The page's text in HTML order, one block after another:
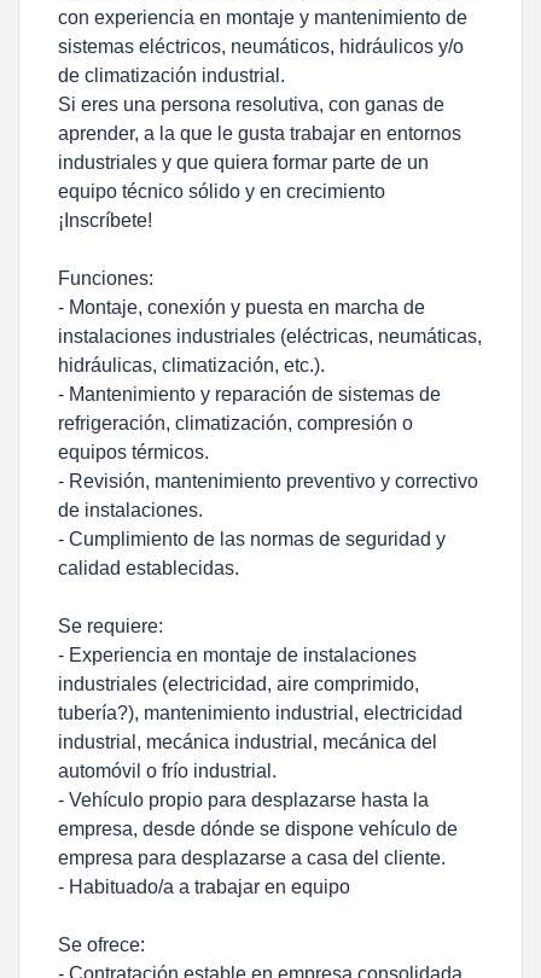
con experiencia en montaje y mantenimiento de
sistemas eléctricos, neumáticos, hidráulicos y/o
de climatización industrial.
Si eres una persona resolutiva, con ganas de
aprender, a la que le gusta trabajar en entornos
industriales y que quiera formar parte de un
equipo técnico sólido y en crecimiento
¡Inscríbete!
Funciones:
- Montaje, conexión y puesta en marcha de
instalaciones industriales (eléctricas, neumáticas,
hidráulicas, climatización, etc.).
- Mantenimiento y reparación de sistemas de
refrigeración, climatización, compresión o
equipos térmicos.
- Revisión, mantenimiento preventivo y correctivo
de instalaciones.
- Cumplimiento de las normas de seguridad y
calidad establecidas.
Se requiere:
- Experiencia en montaje de instalaciones
industriales (electricidad, aire comprimido,
tubería?), mantenimiento industrial, electricidad
industrial, mecánica industrial, mecánica del
automóvil o frío industrial.
- Vehículo propio para desplazarse hasta la
empresa, desde dónde se dispone vehículo de
empresa para desplazarse a casa del cliente.
- Habituado/a a trabajar en equipo
Se ofrece:
- Contratación estable en empresa consolidada.